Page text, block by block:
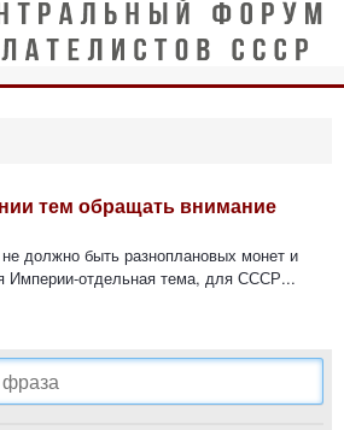
тем обращать внимание
должно быть разноплановых монет и
Империи-отдельная тема, для СССР...